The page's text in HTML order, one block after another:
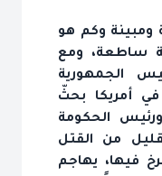
ومبينة وكم هو
ساطعة، ومع
الجمهورية
في أمريكا بحثّ
ورئيس الحكومة
من القتل
فيها، يهاجم